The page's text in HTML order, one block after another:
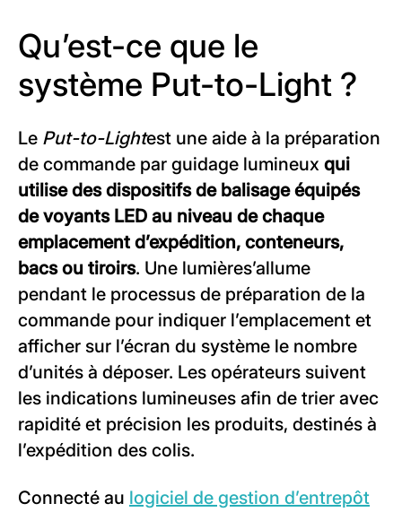
Qu’est-ce que le
système Put-to-Light ?
Le Put-to-Lightest une aide à la préparation
de commande par guidage lumineux qui
utilise des dispositifs de balisage équipés
de voyants LED au niveau de chaque
emplacement d’expédition, conteneurs,
bacs ou tiroirs. Une lumières’allume
pendant le processus de préparation de la
commande pour indiquer l’emplacement et
afficher sur l’écran du système le nombre
d’unités à déposer. Les opérateurs suivent
les indications lumineuses afin de trier avec
rapidité et précision les produits, destinés à
l’expédition des colis.
Connecté au logiciel de gestion d’entrepôt